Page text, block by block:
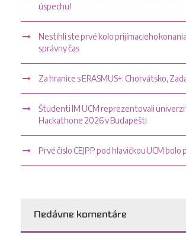
úspechu!
Nestihli ste prvé kolo prijímacieho
správny čas
Za hranice s ERASMUS+: Chorvátsko,
Študenti IM UCM reprezentovali
Hackathone 2026 v Budapešti
Prvé číslo CEJPP pod hlavičkou UCM bolo
Nedávne komentáre